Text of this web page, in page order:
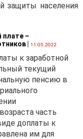
защиты населения
плате –
| 11.05.2022
к заработной
текущий
пенсию в
часть
доплаты к
им для